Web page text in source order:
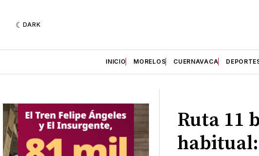
DARK
INICIO MORELOS CUERNAVACA
Ruta 11